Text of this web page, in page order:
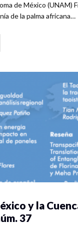
de México (UNAM)
de la palma africana…
y la
37